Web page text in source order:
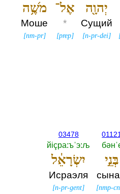
יְהוָ֖ה
Сущий
[n-pr-dei]
אֶל־
*
[prep]
מֹשֶׁ֥ה
Моше
[nm-pr]
בְּנֵ֣י
[nmp-
03478
йiçра:ъˈэ:љ
יִשְׂרָאֵ֔ל
Исраэля
[n-pr-gent]